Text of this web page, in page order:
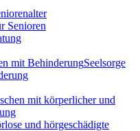
Senioren
Seelsorge
mit körperlicher und
und hörgeschädigte